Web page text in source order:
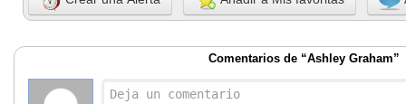
Comentarios de “Ashley Graham”